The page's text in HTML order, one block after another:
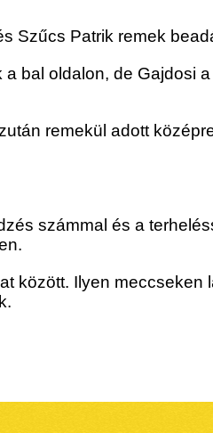
Szűcs Patrik remek
bal oldalon, de Gajdosi
remekül adott
számmal és a
között. Ilyen